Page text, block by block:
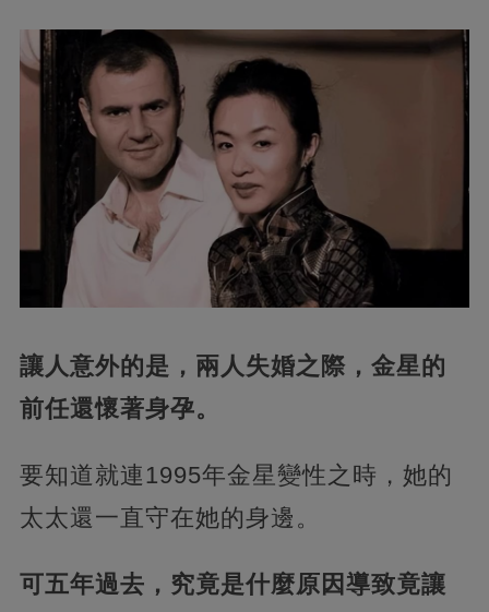
讓人意外的是，兩人失婚之際，金星的
前任還懷著身孕。
要知道就連1995年金星變性之時，她的
太太還一直守在她的身邊。
可五年過去，究竟是什麼原因導致竟讓